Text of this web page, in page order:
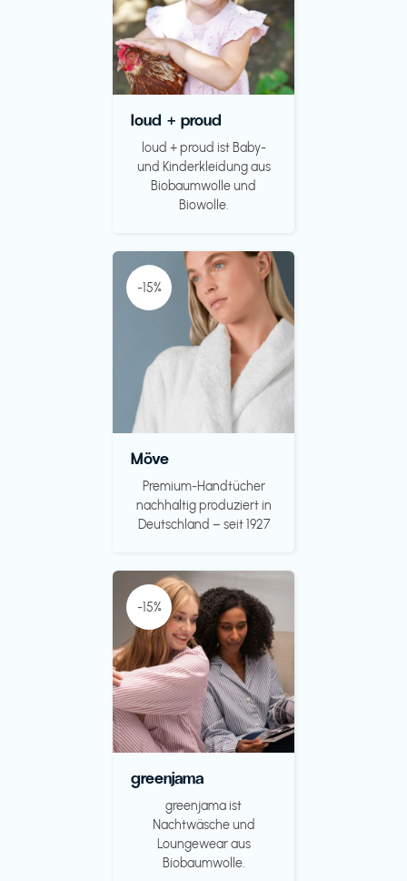
loud + proud
loud + proud ist Baby-
und Kinderkleidung aus
Biobaumwolle und
Biowolle.
-15%
Möve
Premium-Handtücher
nachhaltig produziert in
Deutschland – seit 1927
-15%
greenjama
greenjama ist
Nachtwäsche und
Loungewear aus
Biobaumwolle.